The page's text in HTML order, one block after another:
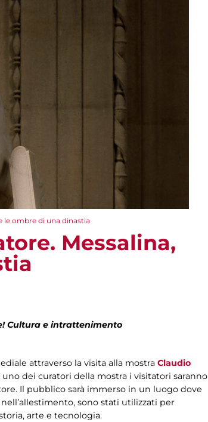
le ombre di una dinastia
Messalina,
Cultura e intrattenimento
attraverso la visita alla mostra Claudio
dei curatori della mostra i visitatori saranno
Il pubblico sarà immerso in un luogo dove
sono stati utilizzati per
arte e tecnologia.